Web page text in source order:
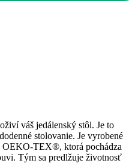
váš jedálenský stôl. Je to
stolovanie. Je vyrobené
OEKO-TEX®, ktorá pochádza
Tým sa predlžuje životnosť